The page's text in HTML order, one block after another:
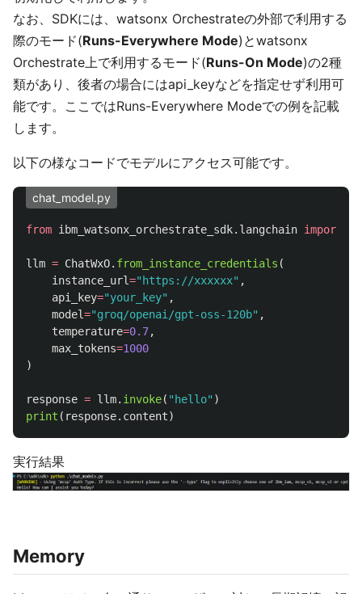
なお、SDKには、watsonx Orchestrateの外部で利用する
際のモード(Runs-Everywhere Mode)とwatsonx
Orchestrate上で利用するモード(Runs-On Mode)の2種
類があり、後者の場合にはapi_keyなどを指定せず利用可
能です。ここではRuns-Everywhere Modeでの例を記載
します。
以下の様なコードでモデルにアクセス可能です。
chat_model.py
from ibm_watsonx_orchestrate_sdk.langchain import
llm = ChatWxO. from_instance_credentials (
instance_url=" https://xxxxxx" ,
api_key="your_key" ,
model="groq/openai/gpt-oss-120b" ,
temperature=0.7,
max_tokens=1000
)
response = llm. invoke( " hello" )
print ( response. content)
実行結果
Memory